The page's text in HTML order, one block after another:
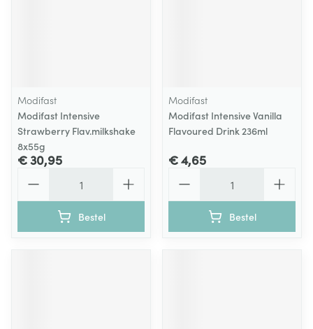
Modifast
Modifast Intensive
Strawberry Flav.milkshake
8x55g
€ 30,95
Bestel
Modifast
Modifast Intensive Vanilla
Flavoured Drink 236ml
€ 4,65
Bestel